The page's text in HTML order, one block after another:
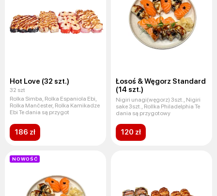
Hot Love (32 szt.)
32 szt
Rolka Simba, Rolka Espaniola Ebi,
Rolka Mančester, Rolka Kamikadze
Ebi Te dania są przygot
186 zł
Łosoś & Węgorz Standard
(14 szt.)
Nigiri unagi(węgorz) 3szt., Nigiri
sake 3szt., Rollka Philadelphia Te
dania są przygotowy
120 zł
NOWOŚĆ